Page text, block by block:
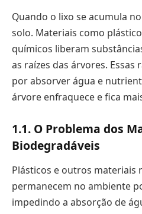
Quando o lixo se acumula
solo. Materiais como
químicos liberam
as raízes das árvores. Essas
por absorver água e
árvore enfraquece e fica
1.1. O Problema dos
Biodegradáveis
Plásticos e outros materiais
permanecem no ambiente
impedindo a absorção de